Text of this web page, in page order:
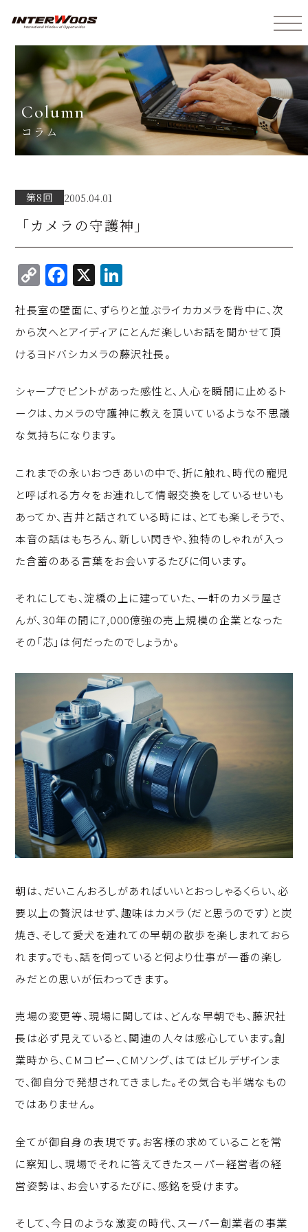
column
コラム
第8回 2005.04.01
「カメラの守護神」
C
o
p
y
Li
n
k
F
a
c
e
b
o
o
k
X
k
e
d
I
n
社長室の壁面に、ずらりと並ぶライカカメラを背中に、次
から次へとアイディアにとんだ楽しいお話を聞かせて頂
けるヨドバシカメラの藤沢社長。
シャープでピントがあった感性と、人心を瞬間に止めるト
ークは、カメラの守護神に教えを頂いているような不思議
な気持ちになります。
これまでの永いおつきあいの中で、折に触れ、時代の寵児
と呼ばれる方々をお連れして情報交換をしているせいも
あってか、吉井と話されている時には、とても楽しそうで、
本音の話はもちろん、新しい閃きや、独特のしゃれが入っ
た含蓄のある言葉をお会いするたびに伺います。
それにしても、淀橋の上に建っていた、一軒のカメラ屋さ
んが、30年の間に7,000億強の売上規模の企業となった
その「芯」は何だったのでしょうか。
朝は、だいこんおろしがあればいいとおっしゃるくらい、必
要以上の贅沢はせず、趣味はカメラ（だと思うのです）と炭
焼き、そして愛犬を連れての早朝の散歩を楽しまれておら
れます。でも、話を伺っていると何より仕事が一番の楽し
みだとの思いが伝わってきます。
売場の変更等、現場に関しては、どんな早朝でも、藤沢社
長は必ず見えていると、関連の人々は感心しています。創
業時から、CMコピー、CMソング、はてはビルデザインま
で、御自分で発想されてきました。その気合も半端なもの
ではありません。
全てが御自身の表現です。お客様の求めていることを常
に察知し、現場でそれに答えてきたスーパー経営者の経
営姿勢は、お会いするたびに、感銘を受けます。
そして、今日のような激変の時代、スーパー創業者の事業